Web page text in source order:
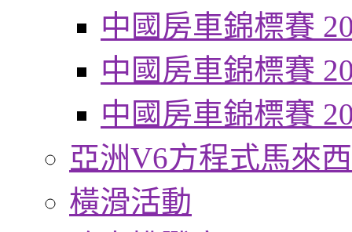
中國房車錦標賽
中國房車錦標賽
中國房車錦標賽
亞洲V6方程式馬來
橫滑活動